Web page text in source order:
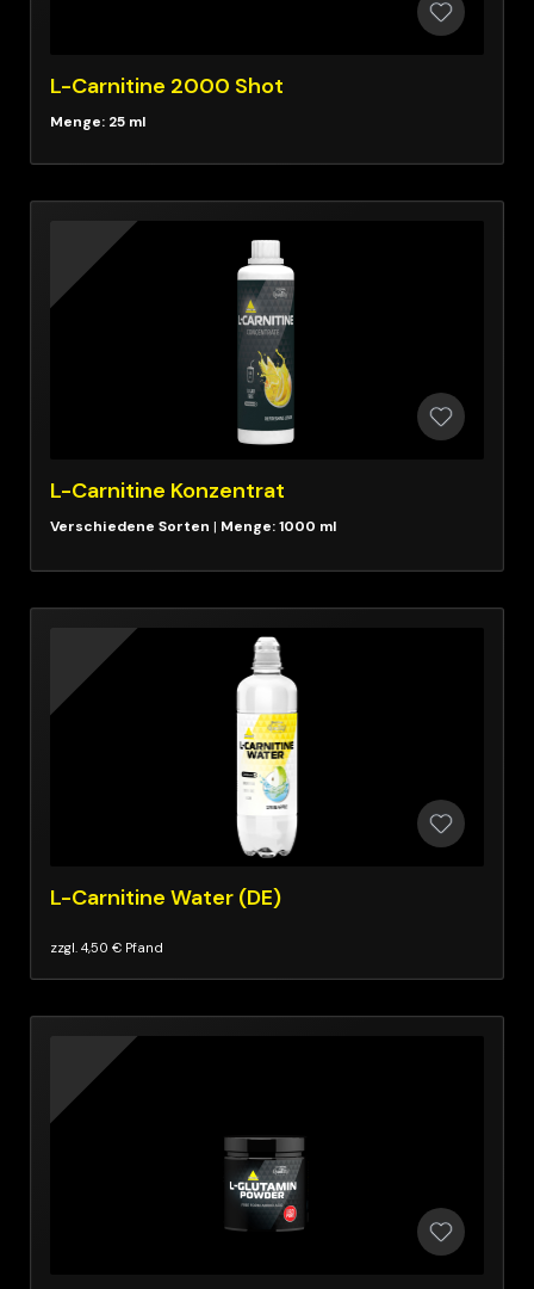
L-Carnitine 2000 Shot
Menge: 25 ml
L-Carnitine Konzentrat
| Menge: 1000 ml
L-Carnitine Water (DE)
zzgl. 4,50 € Pfand